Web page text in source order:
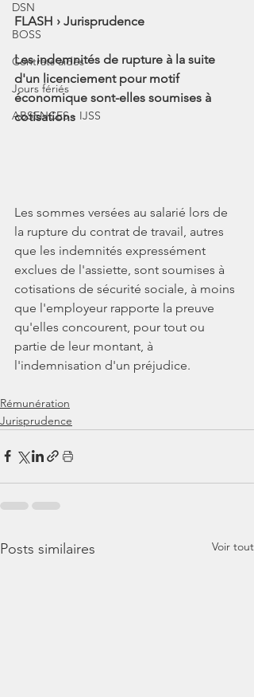
DSN
BOSS
Contrats aidés
Jours fériés
ABSENCES - IJSS
FLASH › Jurisprudence
Les indemnités de rupture à la suite
d'un licenciement pour motif
économique sont-elles soumises à
cotisations
Les sommes versées au salarié lors de
la rupture du contrat de travail, autres
que les indemnités expressément
exclues de l'assiette, sont soumises à
cotisations de sécurité sociale, à moins
que l'employeur rapporte la preuve
qu'elles concourent, pour tout ou
partie de leur montant, à
l'indemnisation d'un préjudice.
Rémunération
Jurisprudence
Posts similaires Voir tout